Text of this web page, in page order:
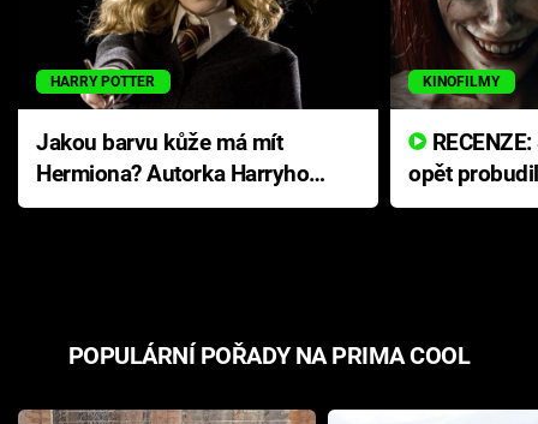
HARRY POTTER
Jakou barvu kůže má mít
Hermiona? Autorka Harryho
Pottera přišla s ráznou
KINOFILMY
opět
přichází s
POPULÁRNÍ POŘADY NA PRIMA COOL